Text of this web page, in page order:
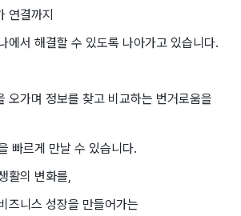
연결까지
에서 해결할 수 있도록 나아가고 있습니다.
오가며 정보를 찾고 비교하는 번거로움을
빠르게 만날 수 있습니다.
활의 변화를,
즈니스 성장을 만들어가는